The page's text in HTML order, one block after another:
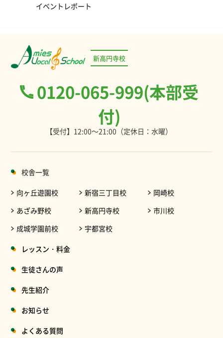
イベントレポート
新高円寺校
0120-065-999(本部受
付)
【受付】12:00～21:00（定休日：水曜）
校舎一覧
向ヶ丘遊園校
あざみ野校
成城学園前校
新宿三丁目校
新高円寺校
宇都宮校
岡崎校
市川校
レッスン・料金
生徒さんの声
先生紹介
お知らせ
よくある質問